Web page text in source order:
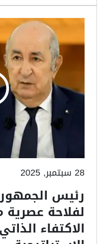
28 سبتمبر, 2025
رئيس
لفلاحة
الاكتفاء